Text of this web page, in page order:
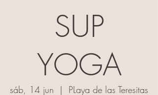
SUP
YOGA
sáb, 14 jun
  |
PLaya de las Teresitas